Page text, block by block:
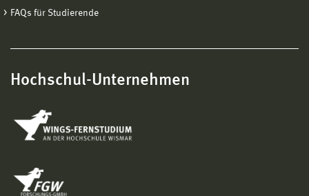
FAQs für Studierende
Hochschul-Unternehmen